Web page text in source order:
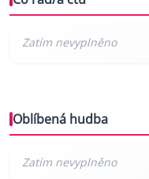
Oblíbená hudba